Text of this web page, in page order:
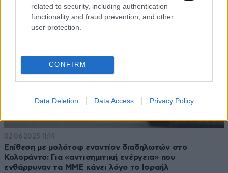
related to security, including authentication
functionality and fraud prevention, and other
user protection.
CONFIRM
Data Deletion Data Access Privacy Policy
02·06·2025 11:14
Επίθεση με μολότοφ εναντίον διαδηλωτών στο
Κολοράντο: Για «αντισημιτική ενέργεια» που
ενθάρρυναν τα ΜΜΕ κάνει λόγο το Ισραήλ